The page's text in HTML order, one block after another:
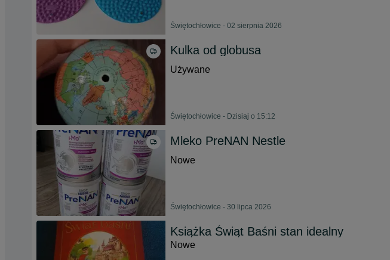
Świętochłowice - 02 sierpnia 2026
Kulka od globusa
Używane
Świętochłowice - Dzisiaj o 15:12
Mleko PreNAN Nestle
Nowe
Świętochłowice - 30 lipca 2026
Książka Świąt Baśni stan idealny
Nowe